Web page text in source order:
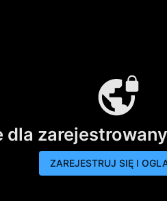
dla
ZAREJESTRUJ SIĘ I